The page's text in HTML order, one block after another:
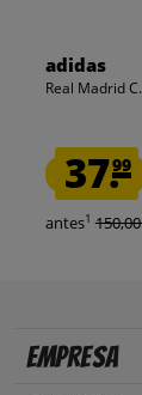
adidas
Real Madrid
37.99
antes1
Empresa